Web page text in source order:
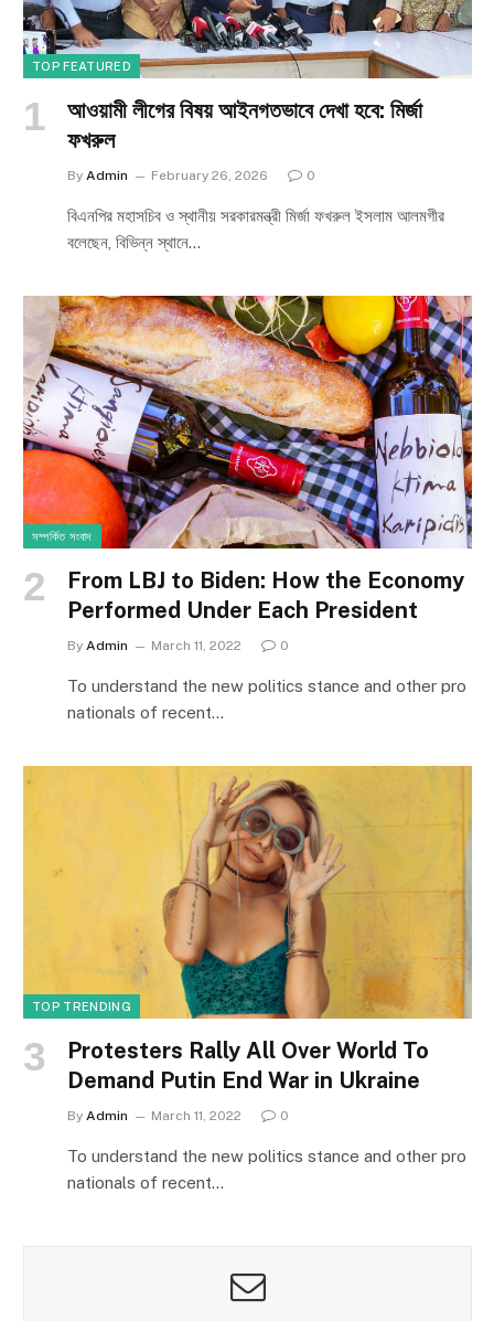
TOP FEATURED
আওয়ামী লীগের বিষয় আইনগতভাবে দেখা হবে: মির্জা
ফখরুল
By Admin February 26, 2026 0
বিএনপির মহাসচিব ও স্থানীয় সরকারমন্ত্রী মির্জা ফখরুল ইসলাম আলমগীর
বলেছেন, বিভিন্ন স্থানে…
সম্পর্কিত সংবাদ
From LBJ to Biden: How the Economy
Performed Under Each President
By Admin March 11, 2022 0
To understand the new politics stance and other pro
nationals of recent…
TOP TRENDING
Protesters Rally All Over World To
Demand Putin End War in Ukraine
By Admin March 11, 2022 0
To understand the new politics stance and other pro
nationals of recent…